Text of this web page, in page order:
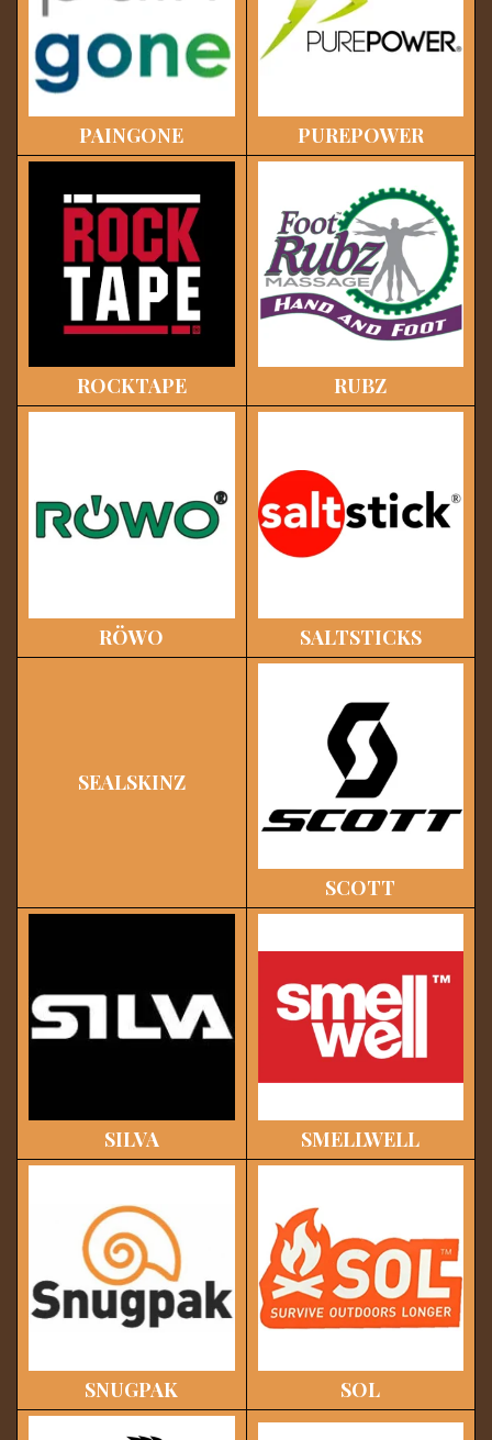
PAINGONE PUREPOWER
ROCKTAPE RUBZ
RÖWO SALTSTICKS
SEALSKINZ
SCOTT
SILVA SMELLWELL
SNUGPAK SOL